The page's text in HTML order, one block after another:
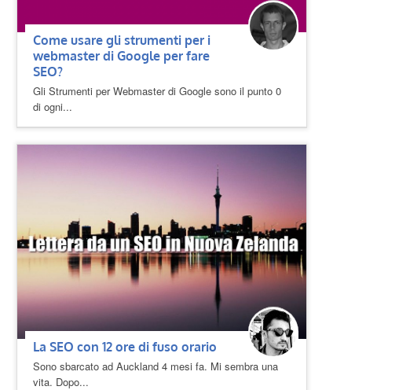
Come usare gli strumenti per i
webmaster di Google per fare
SEO?
Gli Strumenti per Webmaster di Google sono il punto 0
di ogni...
La SEO con 12 ore di fuso orario
Sono sbarcato ad Auckland 4 mesi fa. Mi sembra una
vita. Dopo...